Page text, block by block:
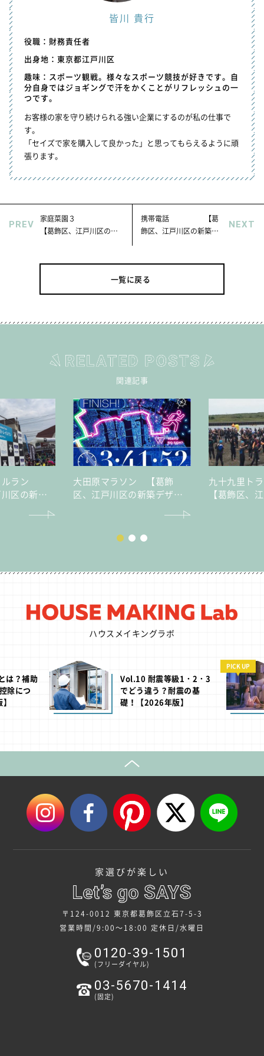
皆川 貴行
役職：財務責任者
出身地：東京都江戸川区
趣味：スポーツ観戦。様々なスポーツ競技が好きです。自
分自身ではジョギングで汗をかくことがリフレッシュの一
つです。
お客様の家を守り続けられる強い企業にするのが私の仕事で
す。
「セイズで家を購入して良かった」と思ってもらえるように頑
張ります。
PREV
家庭菜園３
【葛飾区、江戸川区の新
携帯電話 【葛
飾区、江戸川区の新築デ
NEXT
一覧に戻る
関連記事
ルラン
区の新築
大田原マラソン 【葛飾
区、江戸川区の新築デザイ
九十九里ト
【葛飾区、
ハウスメイキングラボ
は？補助
除につ
Vol.10 耐震等級1・2・3
でどう違う？耐震の基
礎！【2026年版】
PICK UP
家選びが楽しい
〒124-0012 東京都葛飾区立石7-5-3
営業時間/9:00～18:00 定休日/水曜日
0120-39-1501
(フリーダイヤル)
03-5670-1414
(固定)